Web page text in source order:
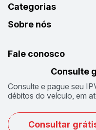
Categorias
Sobre nós
Fale conosco
Consulte
Consulte e pague seu
débitos do veículo, em
Consultar